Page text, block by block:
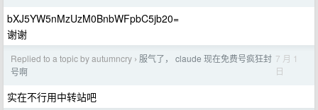
bXJ5YW5nMzUzM0BnbWFpbC5jb20=
谢谢
Replied to a topic by autumncry › 服气了， claude 现在免费号疯狂封
号啊
7 月 1
日
实在不行用中转站吧